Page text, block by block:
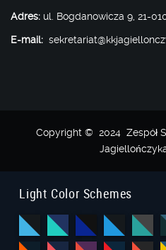
Adres: ul. Bogdanowicza 9, 21-
E-mail:
Copyright © 2024 Zespół
Light Color Schemes